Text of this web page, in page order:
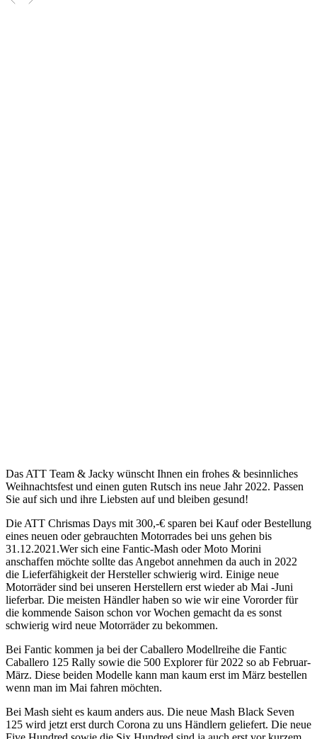
Das ATT Team & Jacky wünscht Ihnen ein frohes & besinnliches
Weihnachtsfest und einen guten Rutsch ins neue Jahr 2022. Passen
Sie auf sich und ihre Liebsten auf und bleiben gesund!
Die ATT Chrismas Days mit 300,-€ sparen bei Kauf oder Bestellung
eines neuen oder gebrauchten Motorrades bei uns gehen bis
31.12.2021.Wer sich eine Fantic-Mash oder Moto Morini
anschaffen möchte sollte das Angebot annehmen da auch in 2022
die Lieferfähigkeit der Hersteller schwierig wird. Einige neue
Motorräder sind bei unseren Herstellern erst wieder ab Mai -Juni
lieferbar. Die meisten Händler haben so wie wir eine Vororder für
die kommende Saison schon vor Wochen gemacht da es sonst
schwierig wird neue Motorräder zu bekommen.
Bei Fantic kommen ja bei der Caballero Modellreihe die Fantic
Caballero 125 Rally sowie die 500 Explorer für 2022 so ab Februar-
März. Diese beiden Modelle kann man kaum erst im März bestellen
wenn man im Mai fahren möchten.
Bei Mash sieht es kaum anders aus. Die neue Mash Black Seven
125 wird jetzt erst durch Corona zu uns Händlern geliefert. Die neue